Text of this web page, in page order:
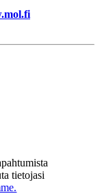
tietojasi